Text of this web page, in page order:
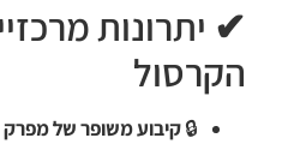
✔ יתרונות
הקרסול
🔒קיבוע משופר של